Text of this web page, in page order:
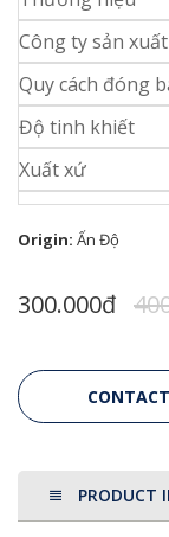
Công ty sản xuất
Quy cách đóng
Độ tinh khiết
Xuất xứ
Origin: Ấn Độ
300.000đ
CONTACT
PRODUCT